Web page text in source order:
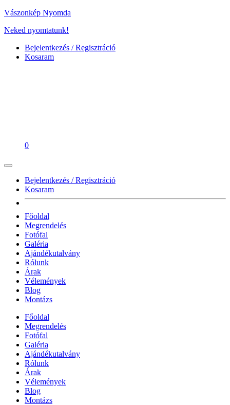
Vászonkép Nyomda
Neked nyomtatunk!
Bejelentkezés / Regisztráció
Kosaram
0
Bejelentkezés / Regisztráció
Kosaram
Főoldal
Megrendelés
Fotófal
Galéria
Ajándékutalvány
Rólunk
Árak
Vélemények
Blog
Montázs
Főoldal
Megrendelés
Fotófal
Galéria
Ajándékutalvány
Rólunk
Árak
Vélemények
Blog
Montázs